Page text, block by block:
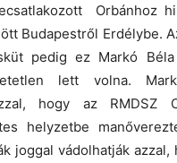
Orbánhoz
Budapestről Erdélybe.
pedig ez Markó Béla
lett volna.
hogy az RMDSZ
helyzetbe
joggal vádolhatják azzal,